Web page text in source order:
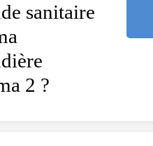
sanitaire
2 ?